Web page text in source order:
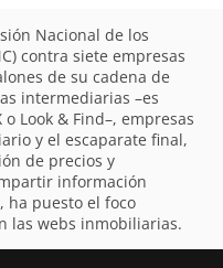
Nacional de los
contra siete empresas
de su cadena de
intermediarias –es
Look & Find–, empresas
y el escaparate final,
de precios y
información
ha puesto el foco
las webs inmobiliarias.